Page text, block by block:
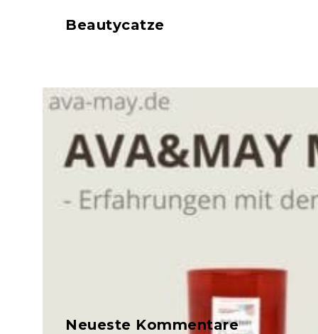
Beautycatze
Neueste Kommentare